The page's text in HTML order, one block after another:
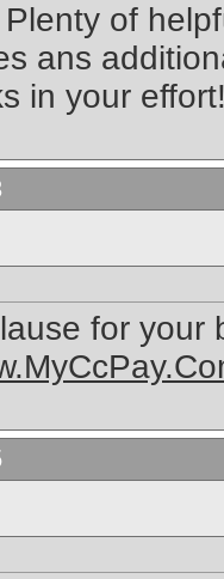
of
ans
in your
for your